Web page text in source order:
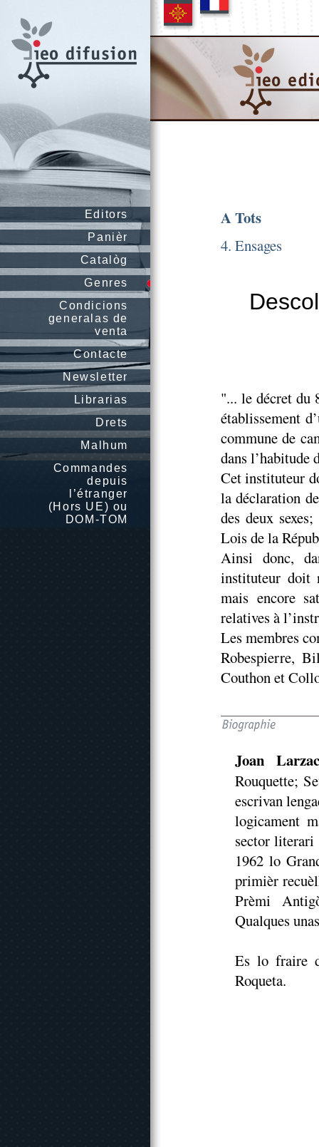
Editors
Panièr
Catalòg
Genres
Condicions
generalas de
venta
Contacte
Newsletter
Librarias
Drets
Malhum
Commandes
depuis
l’étranger
(Hors UE) ou
DOM-TOM
A Tots
4. Ensages
"... le décret du
établissement
commune de
dans l’habitude
Cet instituteur
la déclaration
des deux
Lois de la
Ainsi donc,
instituteur doit
mais encore
relatives à
Les membres
Robespierre,
Couthon et
Joan
Rouquette;
escrivan
logicament
sector literari
1962 lo
primièr
Prèmi
Qualques
Es lo fraire
Roqueta.